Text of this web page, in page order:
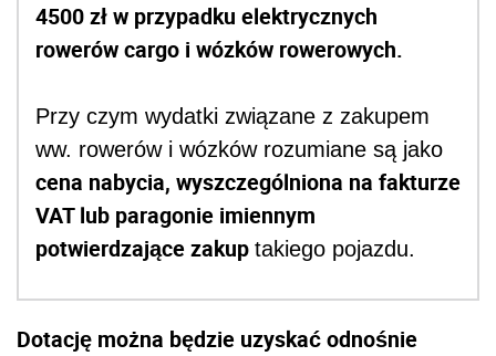
4500 zł w przypadku elektrycznych
rowerów cargo i wózków rowerowych.
Przy czym wydatki związane z zakupem
ww. rowerów i wózków rozumiane są jako
cena nabycia, wyszczególniona na fakturze
VAT lub paragonie imiennym
potwierdzające zakup takiego pojazdu.
Dotację można będzie uzyskać odnośnie